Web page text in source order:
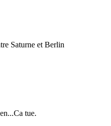
Saturne et Berlin
tue.